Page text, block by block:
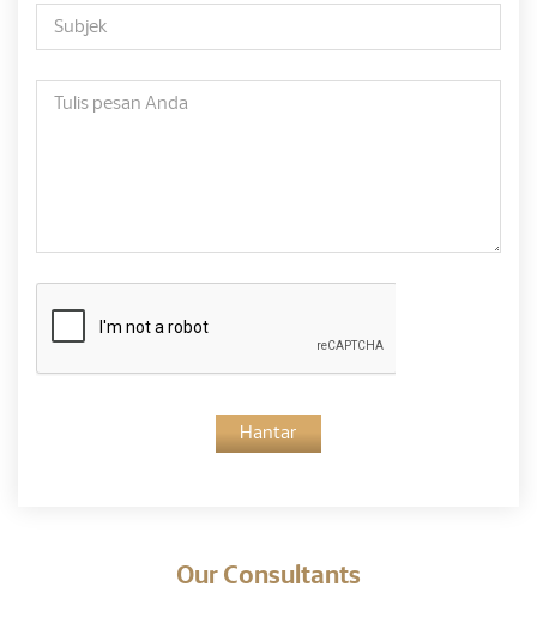
Hantar
Our Consultants